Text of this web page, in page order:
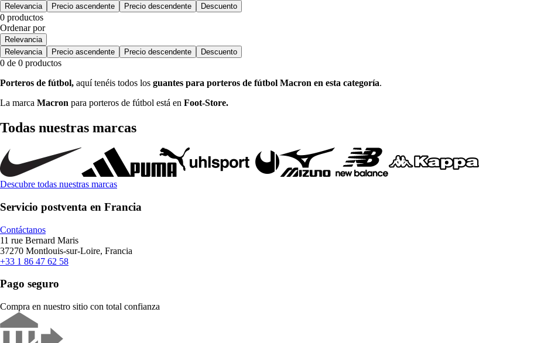
Relevancia
Precio ascendente Precio descendente Descuento
0 productos
Ordenar por
Relevancia
Relevancia
Precio ascendente Precio descendente Descuento
0 de 0 productos
Porteros de fútbol, aquí tenéis todos los guantes para porteros de fútbol Macron en esta categoría.
La marca Macron para porteros de fútbol está en Foot-Store.
Todas nuestras marcas
Descubre todas nuestras marcas
Servicio postventa en Francia
Contáctanos
11 rue Bernard Maris
37270 Montlouis-sur-Loire, Francia
+33 1 86 47 62 58
Pago seguro
Compra en nuestro sitio con total confianza